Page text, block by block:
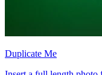
Duplicate Me